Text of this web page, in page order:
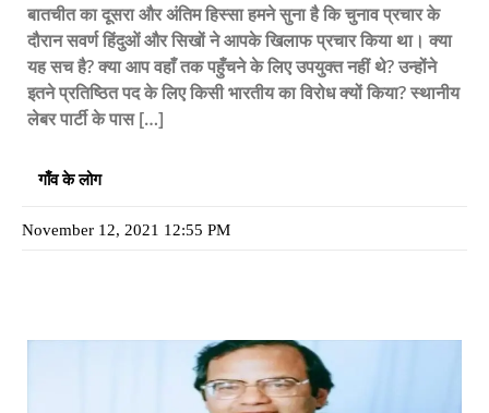
बातचीत का दूसरा और अंतिम हिस्सा हमने सुना है कि चुनाव प्रचार के
दौरान सवर्ण हिंदुओं और सिखों ने आपके खिलाफ प्रचार किया था। क्या
यह सच है? क्या आप वहाँ तक पहुँचने के लिए उपयुक्त नहीं थे? उन्होंने
इतने प्रतिष्ठित पद के लिए किसी भारतीय का विरोध क्यों किया? स्थानीय
लेबर पार्टी के पास […]
गाँव के लोग
November 12, 2021 12:55 PM